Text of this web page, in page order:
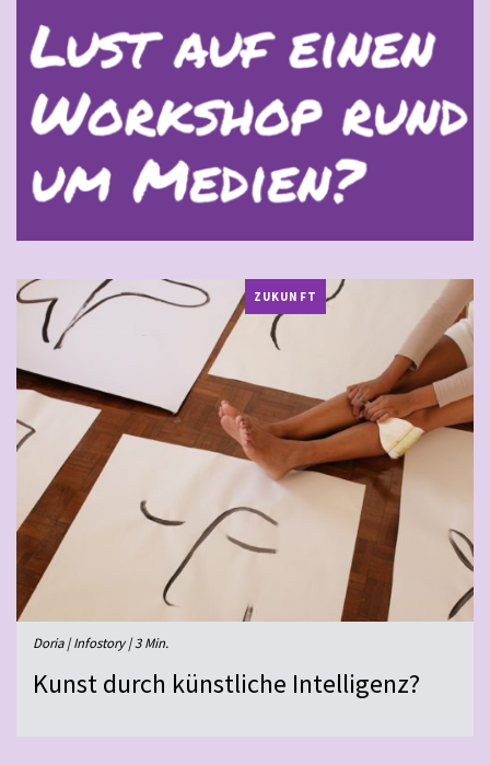
ZUKUNFT
Doria | Infostory | 3 Min.
Kunst durch künstliche Intelligenz?